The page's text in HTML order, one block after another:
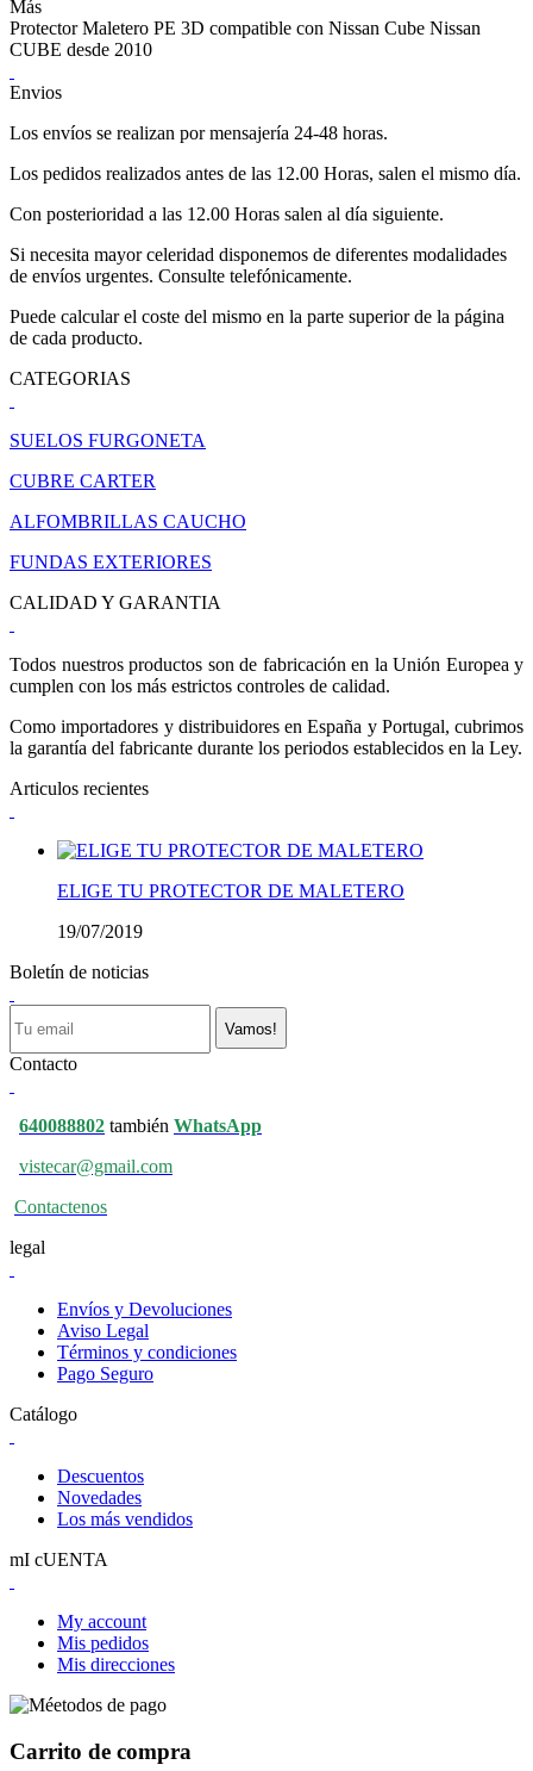
Más
Protector Maletero PE 3D compatible con Nissan Cube Nissan
CUBE desde 2010
Envios
Los envíos se realizan por mensajería 24-48 horas.
Los pedidos realizados antes de las 12.00 Horas, salen el mismo día.
Con posterioridad a las 12.00 Horas salen al día siguiente.
Si necesita mayor celeridad disponemos de diferentes modalidades
de envíos urgentes. Consulte telefónicamente.
Puede calcular el coste del mismo en la parte superior de la página
de cada producto.
CATEGORIAS
SUELOS FURGONETA
CUBRE CARTER
ALFOMBRILLAS CAUCHO
FUNDAS EXTERIORES
CALIDAD Y GARANTIA
Todos nuestros productos son de fabricación en la Unión Europea y
cumplen con los más estrictos controles de calidad.
Como importadores y distribuidores en España y Portugal, cubrimos
la garantía del fabricante durante los periodos establecidos en la Ley.
Articulos recientes
ELIGE TU PROTECTOR DE MALETERO
19/07/2019
Boletín de noticias
Vamos!
Contacto
640088802 también WhatsApp
vistecar@gmail.com
Contactenos
legal
Envíos y Devoluciones
Aviso Legal
Términos y condiciones
Pago Seguro
Catálogo
Descuentos
Novedades
Los más vendidos
mI cUENTA
My account
Mis pedidos
Mis direcciones
Carrito de compra